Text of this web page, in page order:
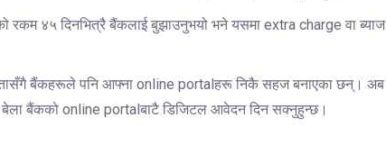
रकम ४५ दिनभित्रै बैंकलाई बुझाउनुभयो भने यसमा extra charge वा ब्याज
बैंकहरूले पनि आफ्ना online portalहरू निकै सहज बनाएका छन्। अब
बेला बैंकको online portalबाटै डिजिटल आवेदन दिन सक्नुहुन्छ।